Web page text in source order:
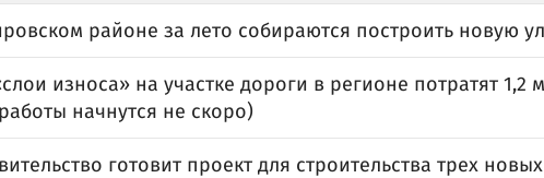
районе за лето собираются построить новую
износа» на участке дороги в регионе потратят 1,2
начнутся не скоро)
готовит проект для строительства трех